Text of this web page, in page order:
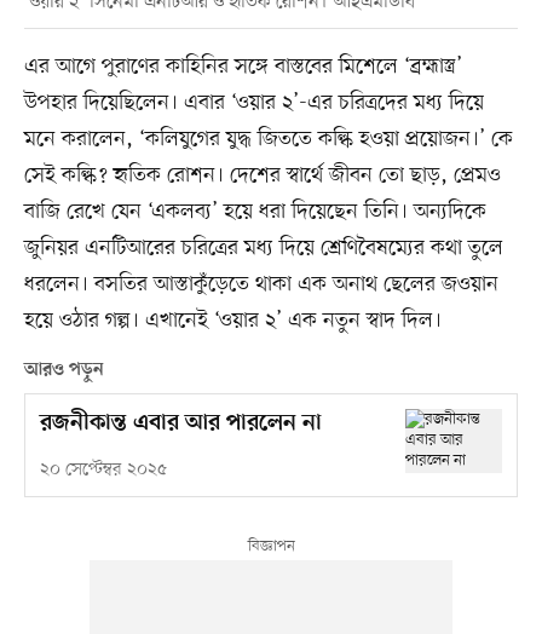
এর আগে পুরাণের কাহিনির সঙ্গে বাস্তবের মিশেলে ‘ব্রহ্মাস্ত্র’
উপহার দিয়েছিলেন। এবার ‘ওয়ার ২’-এর চরিত্রদের মধ্য দিয়ে
মনে করালেন, ‘কলিযুগের যুদ্ধ জিততে কল্কি হওয়া প্রয়োজন।’ কে
সেই কল্কি? হৃতিক রোশন। দেশের স্বার্থে জীবন তো ছাড়, প্রেমও
বাজি রেখে যেন ‘একলব্য’ হয়ে ধরা দিয়েছেন তিনি। অন্যদিকে
জুনিয়র এনটিআরের চরিত্রের মধ্য দিয়ে শ্রেণিবৈষম্যের কথা তুলে
ধরলেন। বসতির আস্তাকুঁড়েতে থাকা এক অনাথ ছেলের জওয়ান
হয়ে ওঠার গল্প। এখানেই ‘ওয়ার ২’ এক নতুন স্বাদ দিল।
আরও পড়ুন
রজনীকান্ত এবার আর পারলেন না
২০ সেপ্টেম্বর ২০২৫